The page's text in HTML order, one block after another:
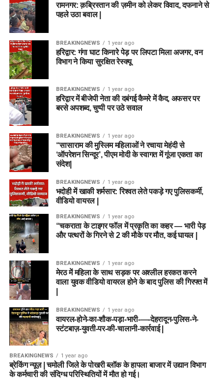
रामनगर: क़ब्रिस्तान की ज़मीन को लेकर विवाद, दफनाने से
पहले उठा बवाल |
BREAKINGNEWS 1 year ago
हरिद्वार: गंगा घाट किनारे पेड़ पर लिपटा मिला अजगर, वन
विभाग ने किया सुरक्षित रेस्क्यू
BREAKINGNEWS 1 year ago
हरिद्वार में बीजेपी नेता की दबंगई कैमरे में कैद, अफसर पर
बरसे अपशब्द, चुप्पी पर उठे सवाल
BREAKINGNEWS 1 year ago
“सासाराम की मुस्लिम महिलाओं ने रचाया मेहंदी से
‘ऑपरेशन सिन्दूर’, पीएम मोदी के स्वागत में गूंजा एकता का
संदेश|
BREAKINGNEWS 1 year ago
भदोही में खाकी शर्मसार: रिश्वत लेते पकड़े गए पुलिसकर्मी,
वीडियो वायरल |
BREAKINGNEWS 1 year ago
“चकराता के टाइगर फॉल में प्रकृति का कहर — भारी पेड़
और पत्थरों के गिरने से 2 की मौके पर मौत, कई घायल |
BREAKINGNEWS 1 year ago
मेरठ में महिला के साथ सड़क पर अश्लील हरकत करने
वाला युवक वीडियो वायरल होने के बाद पुलिस की गिरफ्त में
BREAKINGNEWS 1 year ago
वायरल-होने-का-शौक-पड़ा-भारी-—-देहरादून-पुलिस-ने-
स्टंटबाज़-युवती-पर-की-चालानी-कार्रवाई |
BREAKINGNEWS 1 year ago
ब्रेकिंग न्यूज़ | चमोली जिले के पोखरी ब्लॉक के हापला बाजार में उद्यान विभाग
के कर्मचारी की संदिग्ध परिस्थितियों में मौत हो गई।